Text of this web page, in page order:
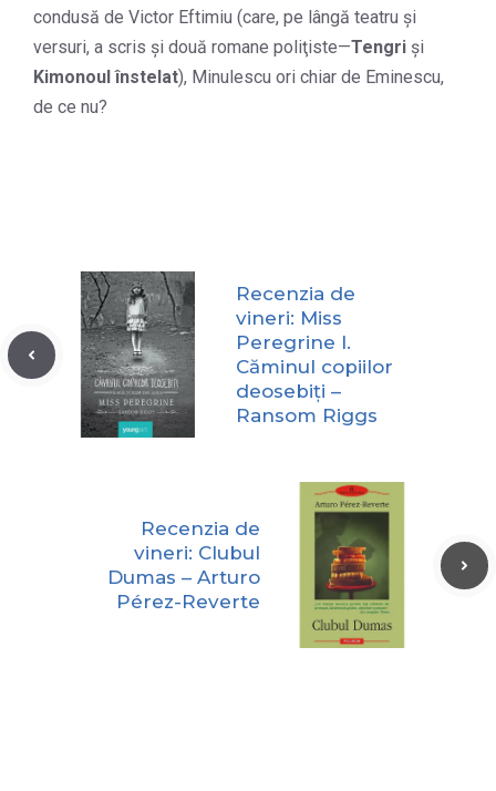
condusă de Victor Eftimiu (care, pe lângă teatru şi
versuri, a scris şi două romane poliţiste—Tengri şi
Kimonoul înstelat), Minulescu ori chiar de Eminescu,
de ce nu?
Recenzia de
vineri: Miss
Peregrine I.
Căminul copiilor
deosebiți –
Ransom Riggs
Recenzia de
vineri: Clubul
Dumas – Arturo
Pérez-Reverte